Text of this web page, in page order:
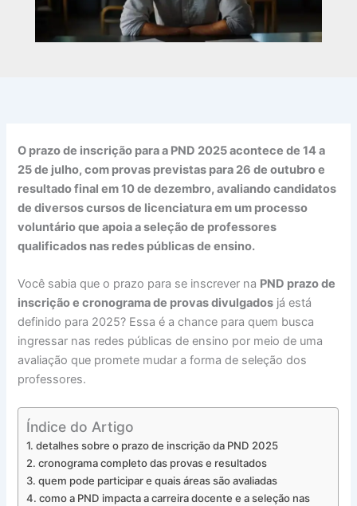
O prazo de inscrição para a PND 2025 acontece de 14 a
25 de julho, com provas previstas para 26 de outubro e
resultado final em 10 de dezembro, avaliando candidatos
de diversos cursos de licenciatura em um processo
voluntário que apoia a seleção de professores
qualificados nas redes públicas de ensino.
Você sabia que o prazo para se inscrever na PND prazo de
inscrição e cronograma de provas divulgados já está
definido para 2025? Essa é a chance para quem busca
ingressar nas redes públicas de ensino por meio de uma
avaliação que promete mudar a forma de seleção dos
professores.
Índice do Artigo
detalhes sobre o prazo de inscrição da PND 2025
cronograma completo das provas e resultados
quem pode participar e quais áreas são avaliadas
como a PND impacta a carreira docente e a seleção nas